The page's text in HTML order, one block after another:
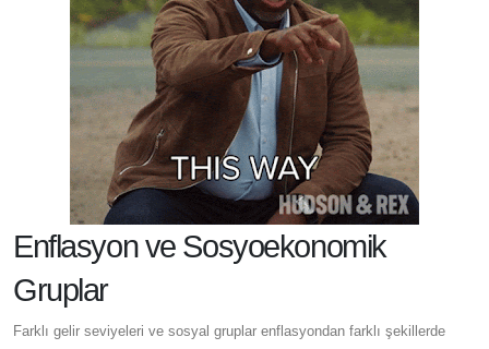
Enflasyon ve Sosyoekonomik
Gruplar
Farklı gelir seviyeleri ve sosyal gruplar enflasyondan farklı şekillerde